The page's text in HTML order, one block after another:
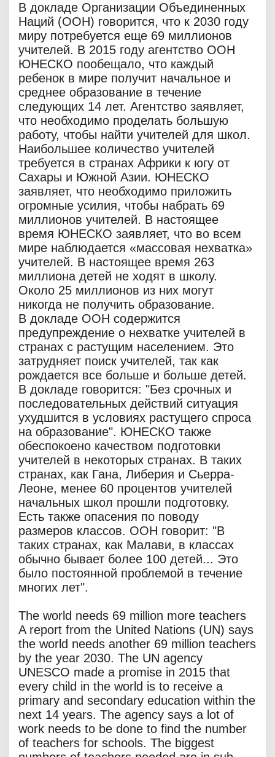
В докладе Организации Объединенных
Наций (ООН) говорится, что к 2030 году
миру потребуется еще 69 миллионов
учителей. В 2015 году агентство ООН
ЮНЕСКО пообещало, что каждый
ребенок в мире получит начальное и
среднее образование в течение
следующих 14 лет. Агентство заявляет,
что необходимо проделать большую
работу, чтобы найти учителей для школ.
Наибольшее количество учителей
требуется в странах Африки к югу от
Сахары и Южной Азии. ЮНЕСКО
заявляет, что необходимо приложить
огромные усилия, чтобы набрать 69
миллионов учителей. В настоящее
время ЮНЕСКО заявляет, что во всем
мире наблюдается «массовая нехватка»
учителей. В настоящее время 263
миллиона детей не ходят в школу.
Около 25 миллионов из них могут
никогда не получить образование.
В докладе ООН содержится
предупреждение о нехватке учителей в
странах с растущим населением. Это
затрудняет поиск учителей, так как
рождается все больше и больше детей.
В докладе говорится: "Без срочных и
последовательных действий ситуация
ухудшится в условиях растущего спроса
на образование". ЮНЕСКО также
обеспокоено качеством подготовки
учителей в некоторых странах. В таких
странах, как Гана, Либерия и Сьерра-
Леоне, менее 60 процентов учителей
начальных школ прошли подготовку.
Есть также опасения по поводу
размеров классов. ООН говорит: "В
таких странах, как Малави, в классах
обычно бывает более 100 детей... Это
было постоянной проблемой в течение
многих лет".
The world needs 69 million more teachers
A report from the United Nations (UN) says
the world needs another 69 million teachers
by the year 2030. The UN agency
UNESCO made a promise in 2015 that
every child in the world is to receive a
primary and secondary education within the
next 14 years. The agency says a lot of
work needs to be done to find the number
of teachers for schools. The biggest